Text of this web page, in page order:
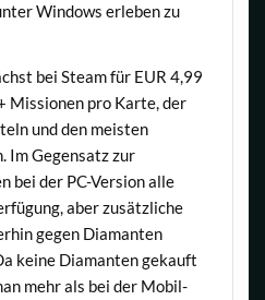
Windows erleben zu
bei Steam für EUR 4,99
Missionen pro Karte, der
und den meisten
Im Gegensatz zur
bei der PC-Version alle
aber zusätzliche
gegen Diamanten
keine Diamanten gekauft
mehr als bei der Mobil-